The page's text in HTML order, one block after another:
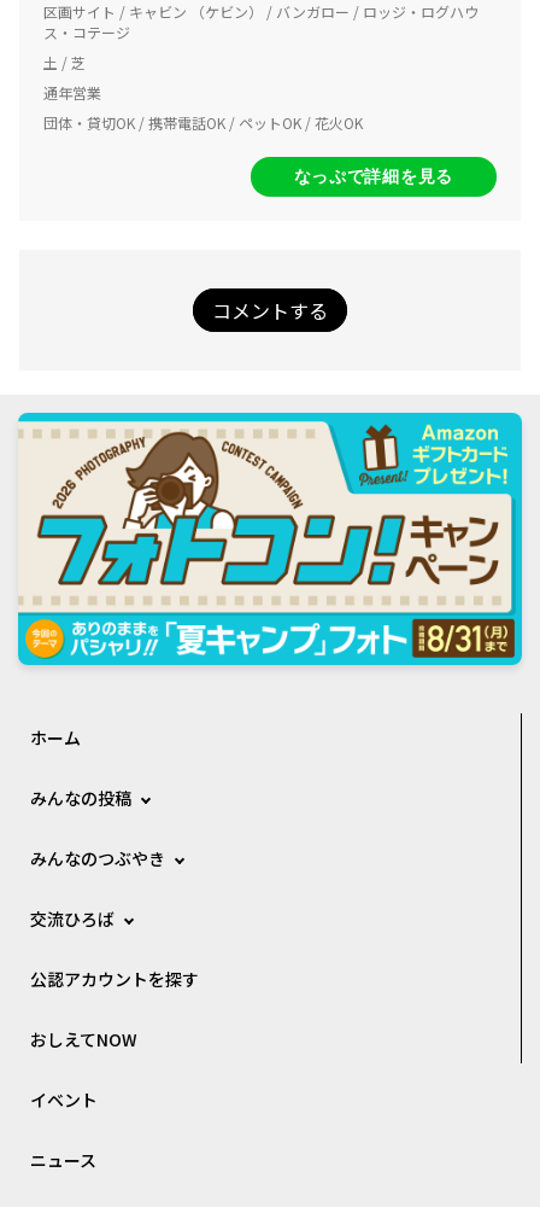
区画サイト / キャビン （ケビン） / バンガロー / ロッジ・ログハウ
ス・コテージ
土 / 芝
通年営業
団体・貸切OK / 携帯電話OK / ペットOK / 花火OK
なっぷで詳細を見る
コメントする
ホーム
みんなの投稿
みんなのつぶやき
交流ひろば
公認アカウントを探す
おしえてNOW
イベント
ニュース